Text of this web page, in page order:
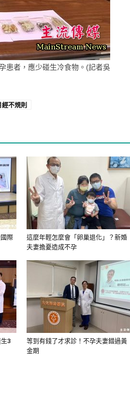
患者，應少碰生冷食物。(記者吳
經不規則
際
這麼年輕怎麼會「卵巢退化」？新婚
夫妻擔憂造成不孕
3
等到有錢了才求診！不孕夫妻錯過黃
金期